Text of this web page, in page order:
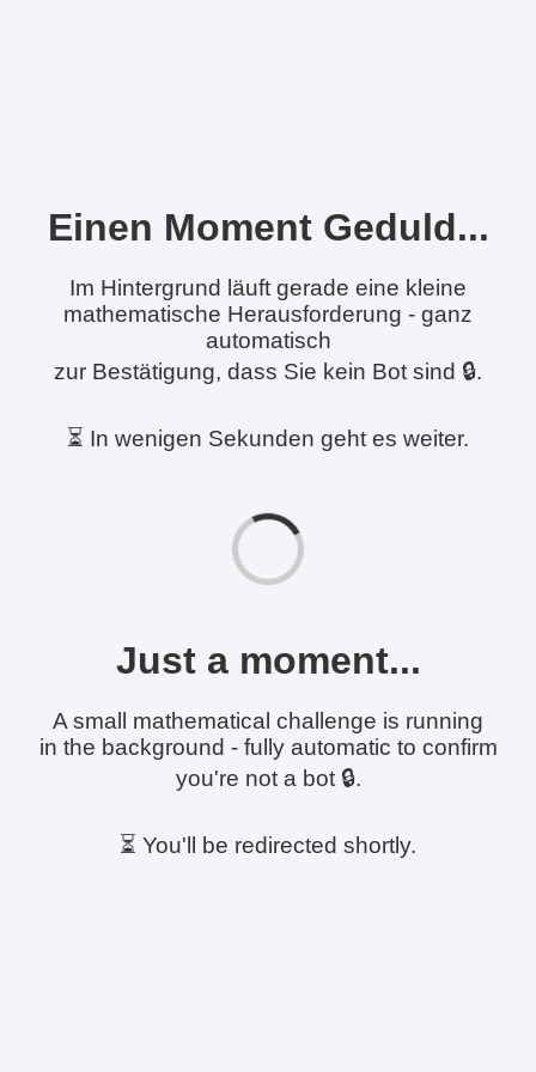
Einen Moment Geduld...
Im Hintergrund läuft gerade eine kleine
mathematische Herausforderung - ganz
automatisch
zur Bestätigung, dass Sie kein Bot sind 🔒.
⏳ In wenigen Sekunden geht es weiter.
Just a moment...
A small mathematical challenge is running
in the background - fully automatic to confirm
you're not a bot 🔒.
⏳ You'll be redirected shortly.